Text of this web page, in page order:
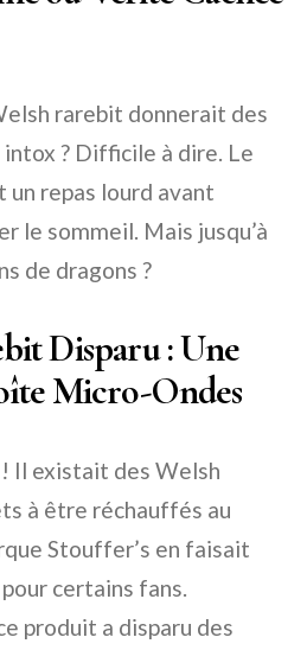
rarebit donnerait des
? Difficile à dire. Le
repas lourd avant
le sommeil. Mais jusqu’à
de dragons ?
Disparu : Une
Micro-Ondes
Il existait des Welsh
à être réchauffés au
Stouffer’s en faisait
certains fans.
produit a disparu des